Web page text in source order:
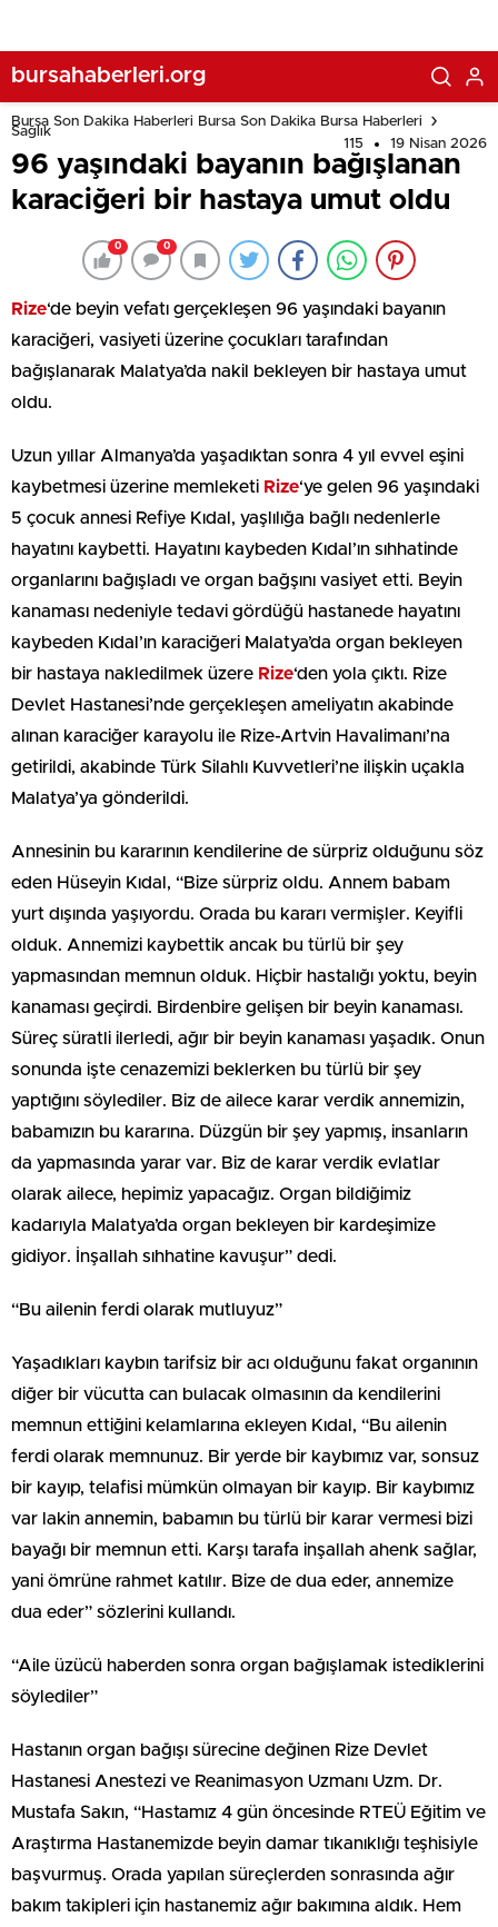
bursahaberleri.org
Bursa Son Dakika Haberleri Bursa Son Dakika Bursa Haberleri
Sağlık
115
19 Nisan 2026
96 yaşındaki bayanın bağışlanan
karaciğeri bir hastaya umut oldu
0 0
Rize‘de beyin vefatı gerçekleşen 96 yaşındaki bayanın
karaciğeri, vasiyeti üzerine çocukları tarafından
bağışlanarak Malatya’da nakil bekleyen bir hastaya umut
oldu.
Uzun yıllar Almanya’da yaşadıktan sonra 4 yıl evvel eşini
kaybetmesi üzerine memleketi Rize‘ye gelen 96 yaşındaki
5 çocuk annesi Refiye Kıdal, yaşlılığa bağlı nedenlerle
hayatını kaybetti. Hayatını kaybeden Kıdal’ın sıhhatinde
organlarını bağışladı ve organ bağşını vasiyet etti. Beyin
kanaması nedeniyle tedavi gördüğü hastanede hayatını
kaybeden Kıdal’ın karaciğeri Malatya’da organ bekleyen
bir hastaya nakledilmek üzere Rize‘den yola çıktı. Rize
Devlet Hastanesi’nde gerçekleşen ameliyatın akabinde
alınan karaciğer karayolu ile Rize-Artvin Havalimanı’na
getirildi, akabinde Türk Silahlı Kuvvetleri’ne ilişkin uçakla
Malatya’ya gönderildi.
Annesinin bu kararının kendilerine de sürpriz olduğunu söz
eden Hüseyin Kıdal, “Bize sürpriz oldu. Annem babam
yurt dışında yaşıyordu. Orada bu kararı vermişler. Keyifli
olduk. Annemizi kaybettik ancak bu türlü bir şey
yapmasından memnun olduk. Hiçbir hastalığı yoktu, beyin
kanaması geçirdi. Birdenbire gelişen bir beyin kanaması.
Süreç süratli ilerledi, ağır bir beyin kanaması yaşadık. Onun
sonunda işte cenazemizi beklerken bu türlü bir şey
yaptığını söylediler. Biz de ailece karar verdik annemizin,
babamızın bu kararına. Düzgün bir şey yapmış, insanların
da yapmasında yarar var. Biz de karar verdik evlatlar
olarak ailece, hepimiz yapacağız. Organ bildiğimiz
kadarıyla Malatya’da organ bekleyen bir kardeşimize
gidiyor. İnşallah sıhhatine kavuşur” dedi.
“Bu ailenin ferdi olarak mutluyuz”
Yaşadıkları kaybın tarifsiz bir acı olduğunu fakat organının
diğer bir vücutta can bulacak olmasının da kendilerini
memnun ettiğini kelamlarına ekleyen Kıdal, “Bu ailenin
ferdi olarak memnunuz. Bir yerde bir kaybımız var, sonsuz
bir kayıp, telafisi mümkün olmayan bir kayıp. Bir kaybımız
var lakin annemin, babamın bu türlü bir karar vermesi bizi
bayağı bir memnun etti. Karşı tarafa inşallah ahenk sağlar,
yani ömrüne rahmet katılır. Bize de dua eder, annemize
dua eder” sözlerini kullandı.
“Aile üzücü haberden sonra organ bağışlamak istediklerini
söylediler”
Hastanın organ bağışı sürecine değinen Rize Devlet
Hastanesi Anestezi ve Reanimasyon Uzmanı Uzm. Dr.
Mustafa Sakın, “Hastamız 4 gün öncesinde RTEÜ Eğitim ve
Araştırma Hastanemizde beyin damar tıkanıklığı teşhisiyle
başvurmuş. Orada yapılan süreçlerden sonrasında ağır
bakım takipleri için hastanemiz ağır bakımına aldık. Hem